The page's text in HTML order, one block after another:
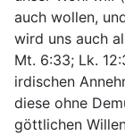
auch wollen,
wird uns auch
Mt. 6:33; Lk.
irdischen
diese ohne
göttlichen